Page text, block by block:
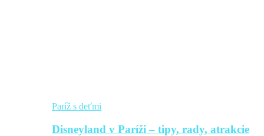
Paríž s deťmi
Disneyland v Paríži – tipy, rady, atrakcie